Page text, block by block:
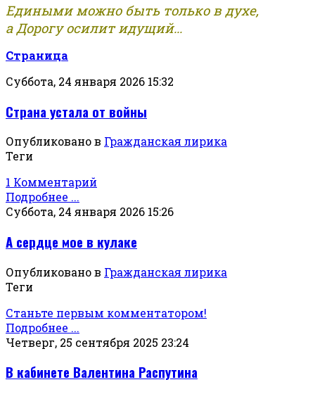
Едиными можно быть только в духе,
а Дорогу осилит идущий...
Страница
Суббота, 24 января 2026 15:32
Страна устала от войны
Опубликовано в Гражданская лирика
Теги
1 Комментарий
Подробнее ...
Суббота, 24 января 2026 15:26
А сердце мое в кулаке
Опубликовано в Гражданская лирика
Теги
Станьте первым комментатором!
Подробнее ...
Четверг, 25 сентября 2025 23:24
В кабинете Валентина Распутина